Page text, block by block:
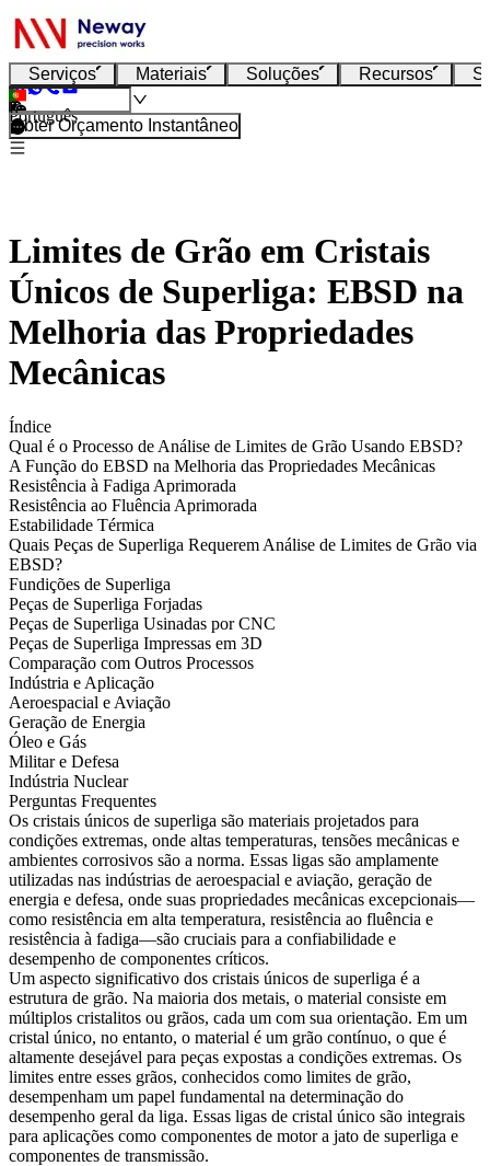
Serviços Materiais Soluções Recursos
Português
Obter Orçamento Instantâneo
Limites de Grão em Cristais
Únicos de Superliga: EBSD na
Melhoria das Propriedades
Mecânicas
Índice
Qual é o Processo de Análise de Limites de Grão Usando EBSD?
A Função do EBSD na Melhoria das Propriedades Mecânicas
Resistência à Fadiga Aprimorada
Resistência ao Fluência Aprimorada
Estabilidade Térmica
Quais Peças de Superliga Requerem Análise de Limites de Grão via
EBSD?
Fundições de Superliga
Peças de Superliga Forjadas
Peças de Superliga Usinadas por CNC
Peças de Superliga Impressas em 3D
Comparação com Outros Processos
Indústria e Aplicação
Aeroespacial e Aviação
Geração de Energia
Óleo e Gás
Militar e Defesa
Indústria Nuclear
Perguntas Frequentes
Os cristais únicos de superliga são materiais projetados para
condições extremas, onde altas temperaturas, tensões mecânicas e
ambientes corrosivos são a norma. Essas ligas são amplamente
utilizadas nas indústrias de aeroespacial e aviação, geração de
energia e defesa, onde suas propriedades mecânicas excepcionais—
como resistência em alta temperatura, resistência ao fluência e
resistência à fadiga—são cruciais para a confiabilidade e
desempenho de componentes críticos.
Um aspecto significativo dos cristais únicos de superliga é a
estrutura de grão. Na maioria dos metais, o material consiste em
múltiplos cristalitos ou grãos, cada um com sua orientação. Em um
cristal único, no entanto, o material é um grão contínuo, o que é
altamente desejável para peças expostas a condições extremas. Os
limites entre esses grãos, conhecidos como limites de grão,
desempenham um papel fundamental na determinação do
desempenho geral da liga. Essas ligas de cristal único são integrais
para aplicações como componentes de motor a jato de superliga e
componentes de transmissão.